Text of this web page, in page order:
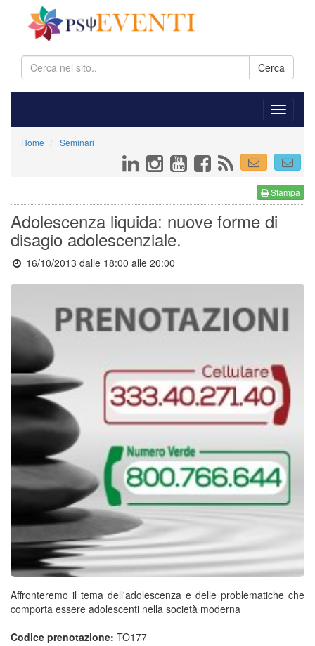
Cerca
Home Seminari
Stampa
Adolescenza liquida: nuove forme di
disagio adolescenziale.
16/10/2013 dalle 18:00 alle 20:00
Affronteremo il tema dell'adolescenza e delle problematiche che
comporta essere adolescenti nella società moderna
Codice prenotazione: TO177